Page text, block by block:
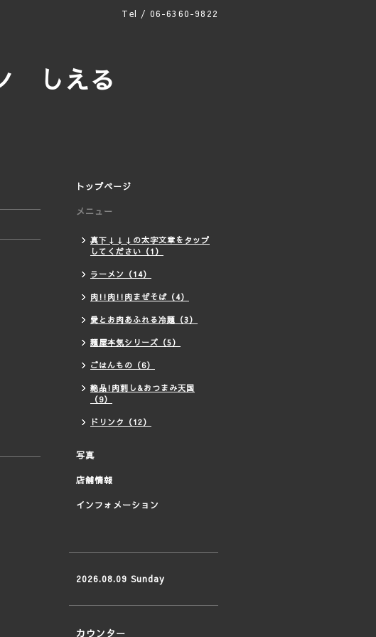
Tel / 06-6360-9822
！！
える
トップページ
メニュー
真下↓↓↓の太字文章をタップ
してください（1）
ラーメン（14）
肉!!肉!!肉まぜそば（4）
愛とお肉あふれる冷麺（3）
麺屋本気シリーズ（5）
ごはんもの（6）
絶品!肉刺し&おつまみ天国
（9）
ドリンク（12）
写真
店舗情報
インフォメーション
2026.08.09 Sunday
カウンター